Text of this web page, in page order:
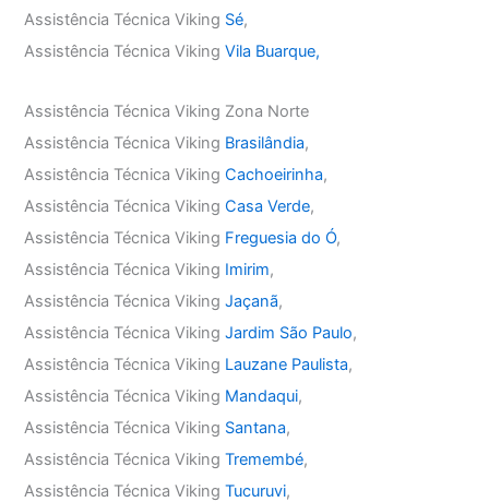
Assistência Técnica Viking Sé,
Assistência Técnica VikingVila Buarque,
Assistência Técnica Viking Zona Norte
Assistência Técnica Viking Brasilândia,
Assistência Técnica VikingCachoeirinha,
Assistência Técnica VikingCasa Verde,
Assistência Técnica Viking Freguesia do Ó,
Assistência Técnica Viking Imirim,
Assistência Técnica VikingJaçanã,
Assistência Técnica VikingJardim São Paulo,
Assistência Técnica Viking Lauzane Paulista,
Assistência Técnica Viking Mandaqui,
Assistência Técnica Viking Santana,
Assistência Técnica VikingTremembé,
Assistência Técnica VikingTucuruvi,